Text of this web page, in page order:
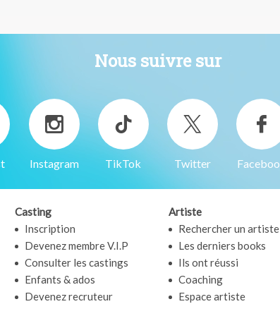
Nous suivre sur
Instagram TikTok Twitter
Casting
Inscription
Devenez membre V.I.P
Consulter les castings
Enfants & ados
Devenez recruteur
Artiste
Rechercher un artiste
Les derniers books
Ils ont réussi
Coaching
Espace artiste